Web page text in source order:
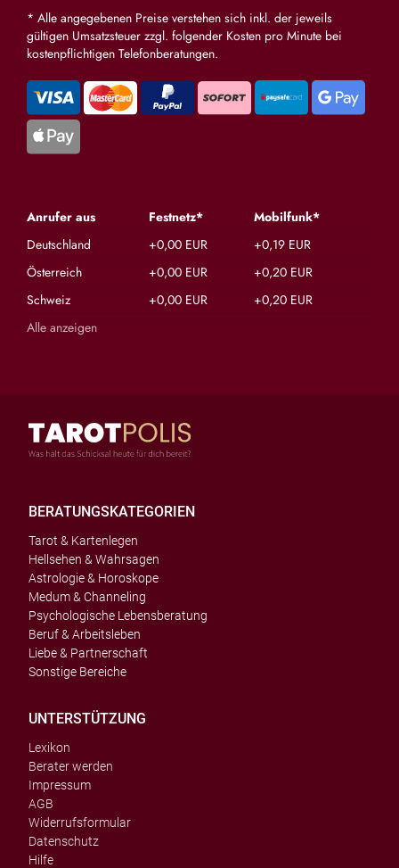
* Alle angegebenen Preise verstehen sich inkl. der jeweils
gültigen Umsatzsteuer zzgl. folgender Kosten pro Minute bei
kostenpflichtigen Telefonberatungen.
Anrufer aus Festnetz*
Mobilfunk*
Deutschland
+0,00 EUR
+0,19 EUR
Österreich
+0,00 EUR
+0,20 EUR
Schweiz
+0,00 EUR
+0,20 EUR
Alle anzeigen
BERATUNGSKATEGORIEN
Tarot & Kartenlegen
Hellsehen & Wahrsagen
Astrologie & Horoskope
Medum & Channeling
Psychologische Lebensberatung
Beruf & Arbeitsleben
Liebe & Partnerschaft
Sonstige Bereiche
UNTERSTÜTZUNG
Lexikon
Berater werden
Impressum
AGB
Widerrufsformular
Datenschutz
Hilfe